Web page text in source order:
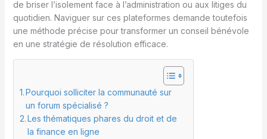
de briser l’isolement face à l’administration ou aux litiges du
quotidien. Naviguer sur ces plateformes demande toutefois
une méthode précise pour transformer un conseil bénévole
en une stratégie de résolution efficace.
Pourquoi solliciter la communauté sur
un forum spécialisé ?
Les thématiques phares du droit et de
la finance en ligne